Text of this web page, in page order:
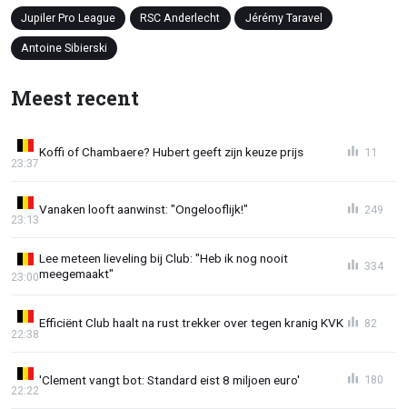
Jupiler Pro League RSC Anderlecht Jérémy Taravel
Antoine Sibierski
Meest recent
Koffi of Chambaere? Hubert geeft zijn keuze prijs
23:37
11
Vanaken looft aanwinst: "Ongelooflijk!"
23:13
249
Lee meteen lieveling bij Club: "Heb ik nog nooit
meegemaakt"
23:00
334
Efficiënt Club haalt na rust trekker over tegen kranig KVK
22:38
82
'Clement vangt bot: Standard eist 8 miljoen euro'
22:22
180